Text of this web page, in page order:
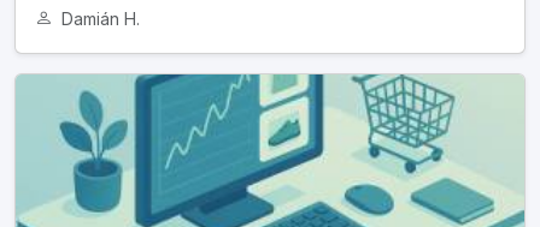
Damián H.